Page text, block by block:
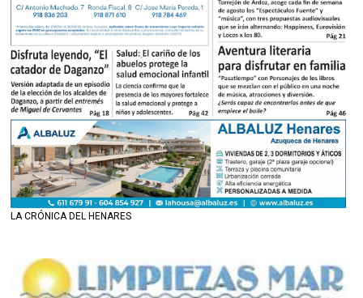
LA CRÓNICA DEL HENARES